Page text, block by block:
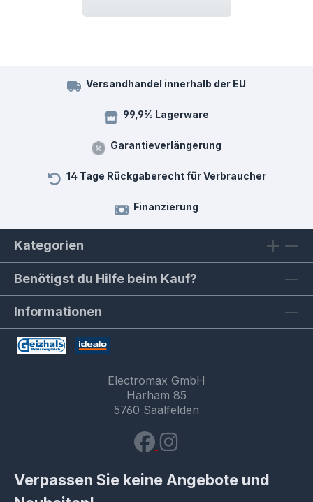
Versandhandel innerhalb der EU
99,9% Lagerware
Garantieverlängerung
14 Tage Rückgaberecht für Verbraucher
Finanzierung
Kategorien
Benötigst du Hilfe beim Kauf?
Informationen
Electromax GmbH
Harham 85
5760 Saalfelden
Verpassen Sie keine Angebote und